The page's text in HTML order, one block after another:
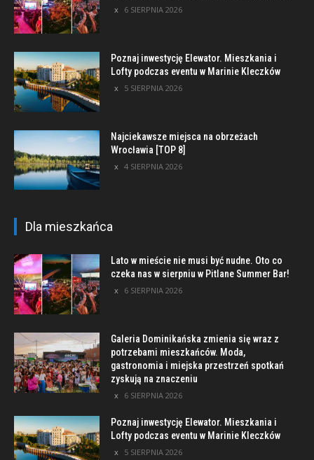
6 SIERPNIA 2026
Poznaj inwestycję Elewator. Mieszkania i
Lofty podczas eventu w Marinie Kleczków
5 SIERPNIA 2026
Najciekawsze miejsca na obrzeżach
Wrocławia [TOP 8]
4 SIERPNIA 2026
Dla mieszkańca
Lato w mieście nie musi być nudne. Oto co
czeka nas w sierpniu w Pitlane Summer Bar!
6 SIERPNIA 2026
Galeria Dominikańska zmienia się wraz z
potrzebami mieszkańców. Moda,
gastronomia i miejska przestrzeń spotkań
zyskują na znaczeniu
6 SIERPNIA 2026
Poznaj inwestycję Elewator. Mieszkania i
Lofty podczas eventu w Marinie Kleczków
5 SIERPNIA 2026